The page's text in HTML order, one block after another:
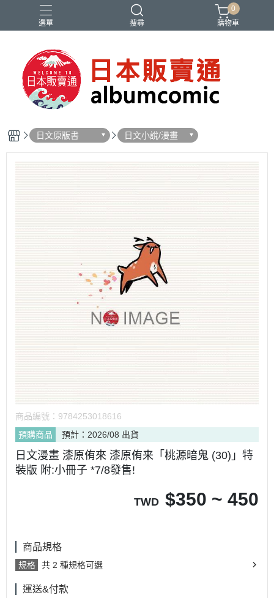
選單 搜尋
Ado IDOLiSH7 バンドリ 刀劍亂舞 妮姬
0
購物車
日文原版書 日文小說/漫畫
商品編號： 9784253018616
預購商品
預計：2026/08 出貨
日文漫畫 漆原侑來 漆原侑来「桃源暗鬼 (30)」特
裝版 附:小冊子 *7/8發售!
TWD $350 ~ 450
商品規格
規格 共 2 種規格可選
運送&付款